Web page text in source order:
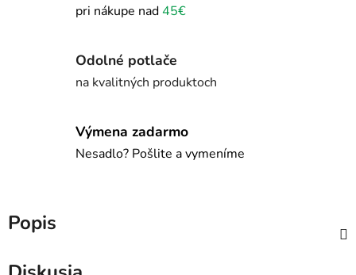
pri nákupe nad45€
Odolné potlače
na kvalitných produktoch
Výmena zadarmo
Nesadlo? Pošlite a vymeníme
Popis